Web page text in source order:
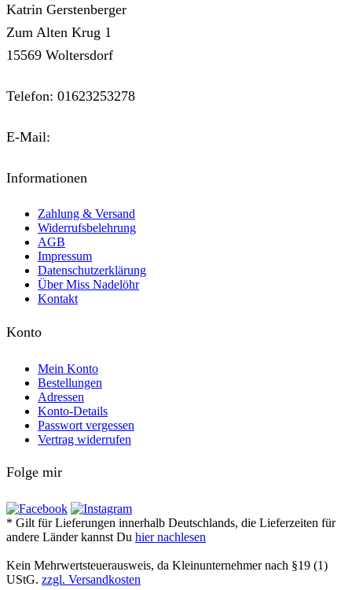
Katrin Gerstenberger
Zum Alten Krug 1
15569 Woltersdorf
Telefon: 01623253278
E-Mail:
Informationen
Zahlung & Versand
Widerrufsbelehrung
AGB
Impressum
Datenschutzerklärung
Über Miss Nadelöhr
Kontakt
Konto
Mein Konto
Bestellungen
Adressen
Konto-Details
Passwort vergessen
Vertrag widerrufen
Folge mir
* Gilt für Lieferungen innerhalb Deutschlands, die Lieferzeiten für
andere Länder kannst Du hier nachlesen
Kein Mehrwertsteuerausweis, da Kleinunternehmer nach §19 (1)
UStG. zzgl. Versandkosten